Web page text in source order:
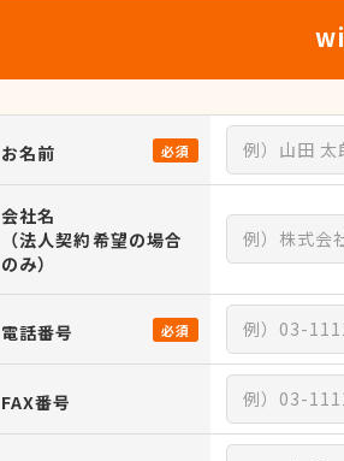
お名前 必須
会社名
（法人契約希望の場合
のみ）
電話番号 必須
FAX番号